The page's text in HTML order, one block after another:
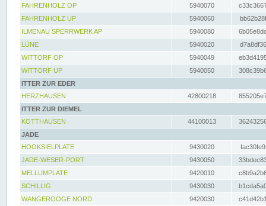
FAHRENHOLZ OP
5940070
FAHRENHOLZ UP
5940060
ILMENAU SPERRWERK AP
5940080
LÜNE
5940020
WITTORF OP
5940049
WITTORF UP
5940050
ITTER ZUR EDER
HERZHAUSEN
42800218
ITTER ZUR DIEMEL
KOTTHAUSEN
44100013
JADE
HOOKSIELPLATE
9430020
JADE-WESER-PORT
9430050
MELLUMPLATE
9420010
SCHILLIG
9430030
WANGEROOGE NORD
9420030